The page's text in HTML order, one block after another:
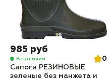
985 руб
В наличии
0
Сапоги РЕЗИНОВЫЕ
зеленые без манжета и